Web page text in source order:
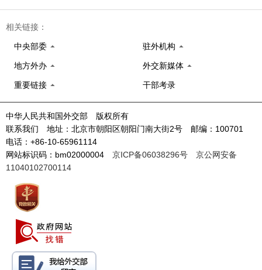
相关链接：
中央部委 驻外机构
地方外办 外交新媒体
重要链接 干部考录
中华人民共和国外交部 版权所有
联系我们 地址：北京市朝阳区朝阳门南大街2号 邮编：100701
电话：+86-10-65961114
网站标识码：bm02000004 京ICP备06038296号
京公网安备
11040102700114